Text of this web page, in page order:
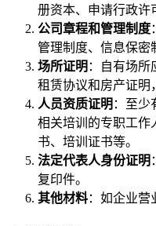
册资本、申请行政许
公司章程和管理制度
管理制度、信息保密
场所证明 ：自有场所
租赁协议和房产证明
人员资质证明 ：至少
相关培训的专职工作
书、培训证书等。
法定代表人身份证明
复印件。
其他材料：如企业营